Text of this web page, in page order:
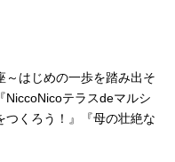
～はじめの一歩を踏み出そ
NiccoNicoテラスdeマルシ
つくろう！』『母の壮絶な